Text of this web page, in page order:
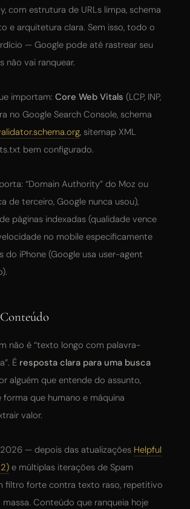
com estrutura de URLs limpa, schema
e arquitetura clara. Sem isso, todo o
— Google pode até rastrear seu
não vai ranquear.
importam:Core Web Vitals (LCP, INP,
no Google Search Console, schema
, sitemap XML
bem configurado.
“Domain Authority” do Moz ou
de terceiro, Google nunca usou),
páginas indexadas (qualidade vence
no mobile especificamente
do iPhone (Google usa user-agent
não é “texto longo com palavra-
É resposta clara para uma busca
alguém que entende do assunto,
forma que humano e máquina
valor.
— depois das atualizações Helpful
e múltiplas iterações de Spam
filtro forte contra texto raso, repetitivo
Conteúdo que ranqueia hoje